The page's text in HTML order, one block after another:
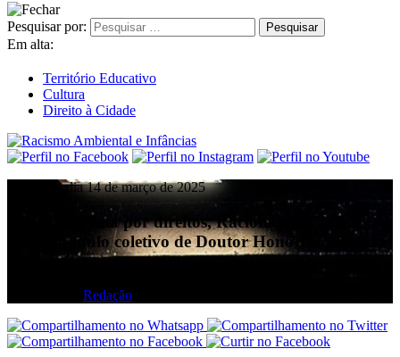
Pesquisar por:
Em alta:
Território Educativo
Cultura
Direito à Cidade
publicado dia 14 de março de 2025
Ecoando a luta por direitos, Racionais MC’s
recebem título coletivo de Doutor Honoris Causa da
Unicamp
Redação